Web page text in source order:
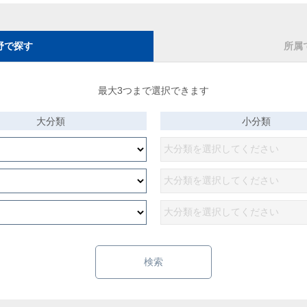
で探す 所属
最大3つまで選択できます
大分類 小分類
検索